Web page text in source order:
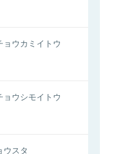
ョウカミイトウ
ョウシモイトウ
ウスタ